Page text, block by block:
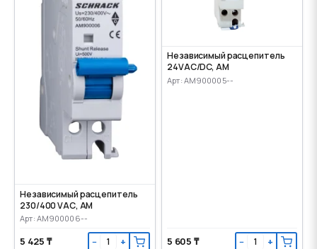
Независимый расцепитель
230/400 VАС, AM
Арт: AM900006--
5 425 ₸ − +
Независимый расцепитель
24VАС/DC, AM
Арт: AM900005--
5 605 ₸ − +